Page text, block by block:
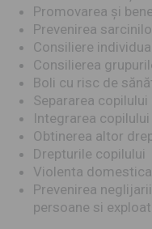
Promovarea și
Prevenirea
Consiliere
Consilierea
Boli cu risc de
Separarea
Integrarea
Obtinerea altor
Drepturile copilului
Violenta domestica
Prevenirea
persoane si